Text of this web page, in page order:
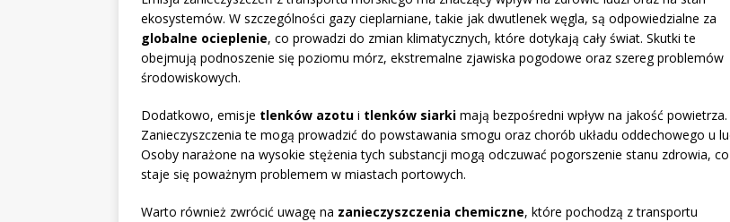
ekosystemów. W szczególności gazy cieplarniane, takie jak dwutlenek węgla, są odpowiedzialne za
globalne ocieplenie, co prowadzi do zmian klimatycznych, które dotykają cały świat. Skutki te
obejmują podnoszenie się poziomu mórz, ekstremalne zjawiska pogodowe oraz szereg problemów
środowiskowych.
Dodatkowo, emisje tlenków azotu i tlenków siarki mają bezpośredni wpływ na jakość powietrza.
Zanieczyszczenia te mogą prowadzić do powstawania smogu oraz chorób układu oddechowego u
Osoby narażone na wysokie stężenia tych substancji mogą odczuwać pogorszenie stanu zdrowia, co
staje się poważnym problemem w miastach portowych.
Warto również zwrócić uwagę na zanieczyszczenia chemiczne, które pochodzą z transportu